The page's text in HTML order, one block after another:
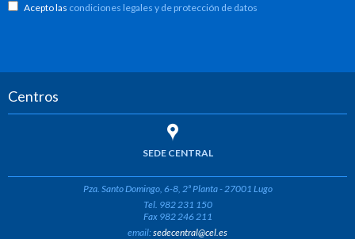
Acepto las condiciones legales y de protección de datos
Centros
SEDE CENTRAL
Pza. Santo Domingo, 6-8, 2ª Planta - 27001 Lugo
Tel. 982 231 150
Fax 982 246 211
email:sedecentral@cel.es